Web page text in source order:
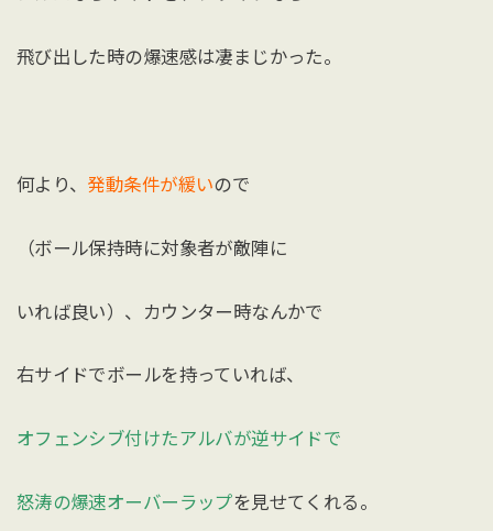
飛び出した時の爆速感は凄まじかった。
何より、 発動条件が緩いので
（ボール保持時に対象者が敵陣に
いれば良い）、カウンター時なんかで
右サイドでボールを持っていれば、
オフェンシブ付けたアルバが逆サイドで
怒涛の爆速オーバーラップを見せてくれる。